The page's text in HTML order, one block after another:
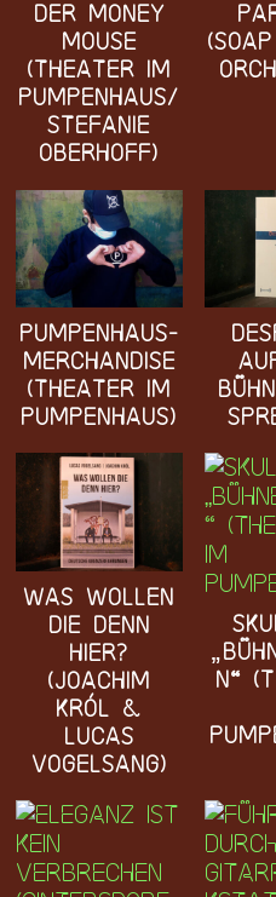
der Money
Mouse
(Theater im
Pumpenhaus/
Stefanie
Oberhoff)
Pumpenhaus-
Merchandise
(Theater im
Pumpenhaus)
Was wollen
die denn
hier?
(Joachim
Król &
Lucas
Vogelsang)
n“